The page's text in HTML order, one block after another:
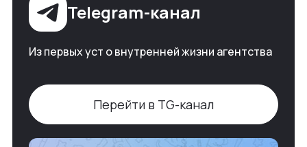
Telegram-канал
Из первых уст о внутренней жизни агентства
Перейти в TG-канал